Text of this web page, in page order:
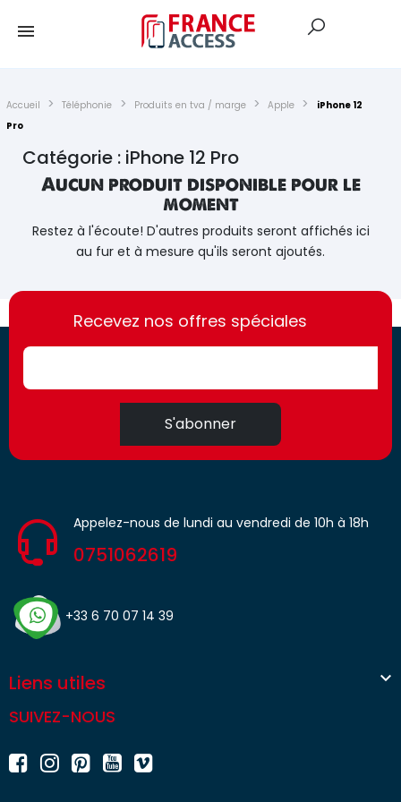
Accueil Téléphonie Produits en tva / marge Apple
iPhone 12
Pro
Catégorie : iPhone 12 Pro
Aucun produit disponible pour le
moment
Restez à l'écoute! D'autres produits seront affichés ici
au fur et à mesure qu'ils seront ajoutés.
https://france-
access.fr
https://france-
access.fr
Recevez nos offres spéciales
S'abonner
Appelez-nous de lundi au vendredi de 10h à 18h
0751062619
+33 6 70 07 14 39
Liens utiles 
SUIVEZ-NOUS